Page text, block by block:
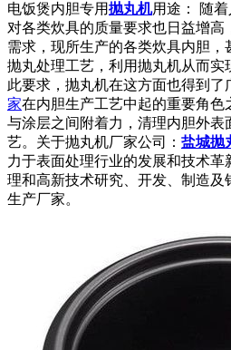
电饭煲内胆专用抛丸机用途： 随着
对各类炊具的质量要求也日益增
需求，现所生产的各类炊具内胆
抛丸处理工艺，利用抛丸机从而
此要求，抛丸机在这方面也得到了
家在内胆生产工艺中起的重要角色
与涂层之间附着力，清理内胆外表
艺。关于抛丸机厂家公司： 盐城抛
力于表面处理行业的发展和技术
理和高新技术研究、开发、制造
生产厂家。